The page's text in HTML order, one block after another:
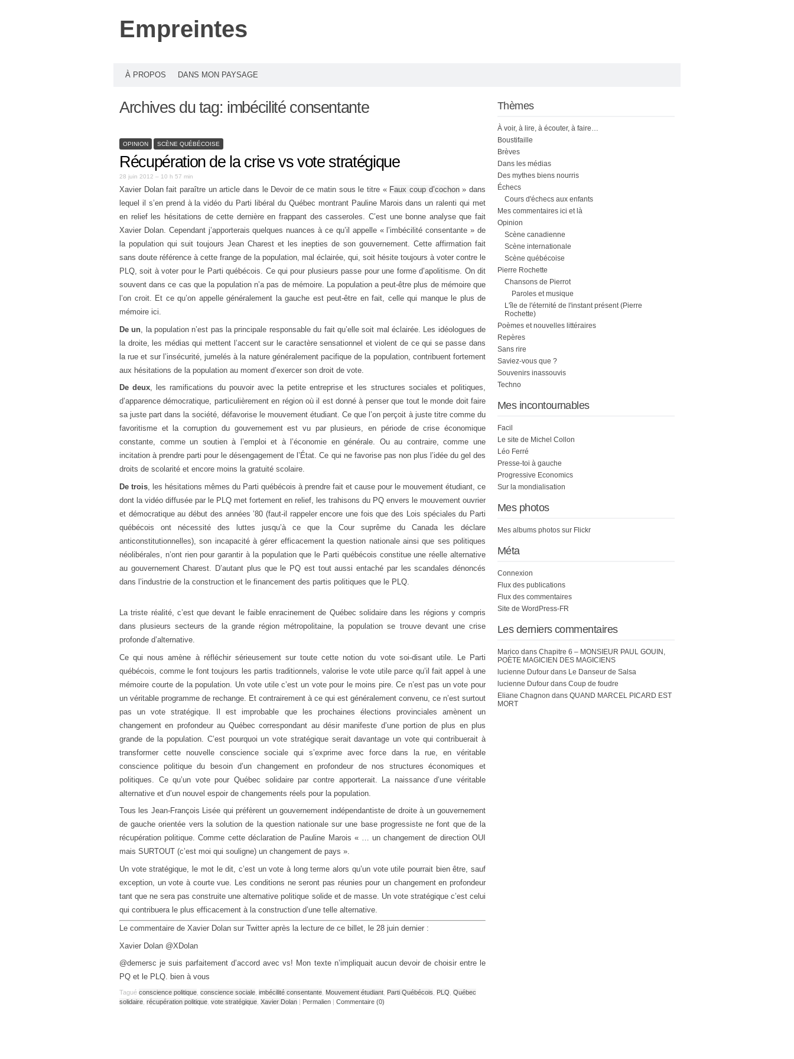
Empreintes
À PROPOS DANS MON PAYSAGE
Archives du tag: imbécilité consentante
OPINION SCÈNE QUÉBÉCOISE
Récupération de la crise vs vote stratégique
28 juin 2012 – 10 h 57 min
Xavier Dolan fait paraître un article dans le Devoir de ce matin sous le titre « Faux coup d’cochon» dans
lequel il s’en prend à la vidéo du Parti libéral du Québec montrant Pauline Marois dans un ralenti qui met
en relief les hésitations de cette dernière en frappant des casseroles. C’est une bonne analyse que fait
Xavier Dolan. Cependant j’apporterais quelques nuances à ce qu’il appelle « l’imbécilité consentante » de
la population qui suit toujours Jean Charest et les inepties de son gouvernement. Cette affirmation fait
sans doute référence à cette frange de la population, mal éclairée, qui, soit hésite toujours à voter contre le
PLQ, soit à voter pour le Parti québécois. Ce qui pour plusieurs passe pour une forme d’apolitisme. On dit
souvent dans ce cas que la population n’a pas de mémoire. La population a peut-être plus de mémoire que
l’on croit. Et ce qu’on appelle généralement la gauche est peut-être en fait, celle qui manque le plus de
mémoire ici.
De un , la population n’est pas la principale responsable du fait qu’elle soit mal éclairée. Les idéologues de
la droite, les médias qui mettent l’accent sur le caractère sensationnel et violent de ce qui se passe dans
la rue et sur l’insécurité, jumelés à la nature généralement pacifique de la population, contribuent fortement
aux hésitations de la population au moment d’exercer son droit de vote.
De deux, les ramifications du pouvoir avec la petite entreprise et les structures sociales et politiques,
d’apparence démocratique, particulièrement en région où il est donné à penser que tout le monde doit faire
sa juste part dans la société, défavorise le mouvement étudiant. Ce que l’on perçoit à juste titre comme du
favoritisme et la corruption du gouvernement est vu par plusieurs, en période de crise économique
constante, comme un soutien à l’emploi et à l’économie en générale. Ou au contraire, comme une
incitation à prendre parti pour le désengagement de l’État. Ce qui ne favorise pas non plus l’idée du gel des
droits de scolarité et encore moins la gratuité scolaire.
De trois , les hésitations mêmes du Parti québécois à prendre fait et cause pour le mouvement étudiant, ce
dont la vidéo diffusée par le PLQ met fortement en relief, les trahisons du PQ envers le mouvement ouvrier
et démocratique au début des années ’80 (faut-il rappeler encore une fois que des Lois spéciales du Parti
québécois ont nécessité des luttes jusqu’à ce que la Cour suprême du Canada les déclare
anticonstitutionnelles), son incapacité à gérer efficacement la question nationale ainsi que ses politiques
néolibérales, n’ont rien pour garantir à la population que le Parti québécois constitue une réelle alternative
au gouvernement Charest. D’autant plus que le PQ est tout aussi entaché par les scandales dénoncés
dans l’industrie de la construction et le financement des partis politiques que le PLQ.
La triste réalité, c’est que devant le faible enracinement de Québec solidaire dans les régions y compris
dans plusieurs secteurs de la grande région métropolitaine, la population se trouve devant une crise
profonde d’alternative.
Ce qui nous amène à réfléchir sérieusement sur toute cette notion du vote soi-disant utile. Le Parti
québécois, comme le font toujours les partis traditionnels, valorise le vote utile parce qu’il fait appel à une
mémoire courte de la population. Un vote utile c’est un vote pour le moins pire. Ce n’est pas un vote pour
un véritable programme de rechange. Et contrairement à ce qui est généralement convenu, ce n’est surtout
pas un vote stratégique. Il est improbable que les prochaines élections provinciales amènent un
changement en profondeur au Québec correspondant au désir manifeste d’une portion de plus en plus
grande de la population. C’est pourquoi un vote stratégique serait davantage un vote qui contribuerait à
transformer cette nouvelle conscience sociale qui s’exprime avec force dans la rue, en véritable
conscience politique du besoin d’un changement en profondeur de nos structures économiques et
politiques. Ce qu’un vote pour Québec solidaire par contre apporterait. La naissance d’une véritable
alternative et d’un nouvel espoir de changements réels pour la population.
Tous les Jean-François Lisée qui préfèrent un gouvernement indépendantiste de droite à un gouvernement
de gauche orientée vers la solution de la question nationale sur une base progressiste ne font que de la
récupération politique. Comme cette déclaration de Pauline Marois « … un changement de direction OUI
mais SURTOUT (c’est moi qui souligne) un changement de pays ».
Un vote stratégique, le mot le dit, c’est un vote à long terme alors qu’un vote utile pourrait bien être, sauf
exception, un vote à courte vue. Les conditions ne seront pas réunies pour un changement en profondeur
tant que ne sera pas construite une alternative politique solide et de masse. Un vote stratégique c’est celui
qui contribuera le plus efficacement à la construction d’une telle alternative.
Le commentaire de Xavier Dolan sur Twitter après la lecture de ce billet, le 28 juin dernier :
Xavier Dolan ‏@XDolan
@demersc je suis parfaitement d’accord avec vs! Mon texte n’impliquait aucun devoir de choisir entre le
PQ et le PLQ. bien à vous
Tagué conscience politique conscience sociale imbécilité consentante Mouvement étudiant Parti Québécois PLQ Québec
solidaire récupération politique vote stratégique Xavier Dolan | Permalien | Commentaire (0)
Thèmes
À voir, à lire, à écouter, à faire…
Boustifaille
Brèves
Dans les médias
Des mythes biens nourris
Échecs
Cours d'échecs aux enfants
Mes commentaires ici et là
Opinion
Scène canadienne
Scène internationale
Scène québécoise
Pierre Rochette
Chansons de Pierrot
Paroles et musique
L'île de l'éternité de l'instant présent (Pierre
Rochette)
Poèmes et nouvelles littéraires
Repères
Sans rire
Saviez-vous que ?
Souvenirs inassouvis
Techno
Mes incontournables
Facil
Le site de Michel Collon
Léo Ferré
Presse-toi à gauche
Progressive Economics
Sur la mondialisation
Mes photos
Mes albums photos sur Flickr
Méta
Connexion
Flux des publications
Flux des commentaires
Site de WordPress-FR
Les derniers commentaires
Marico dans Chapitre 6 – MONSIEUR PAUL GOUIN,
POÈTE MAGICIEN DES MAGICIENS
lucienne Dufour dans Le Danseur de Salsa
lucienne Dufour dans Coup de foudre
Eliane Chagnon dans QUAND MARCEL PICARD EST
MORT